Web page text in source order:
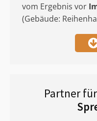
vom Ergebnis vor
(Gebäude:
Partner